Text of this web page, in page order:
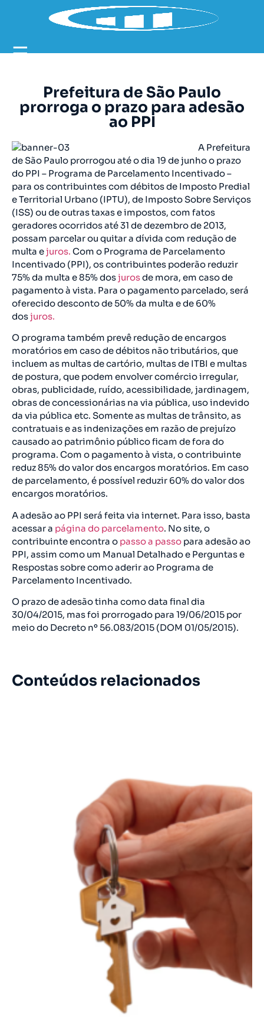
☰
Prefeitura de São Paulo
prorroga o prazo para adesão
ao PPI
A Prefeitura
de São Paulo prorrogou até o dia 19 de junho o prazo
do PPI – Programa de Parcelamento Incentivado –
para os contribuintes com débitos de Imposto Predial
e Territorial Urbano (IPTU), de Imposto Sobre Serviços
(ISS) ou de outras taxas e impostos, com fatos
geradores ocorridos até 31 de dezembro de 2013,
possam parcelar ou quitar a dívida com redução de
multa ejuros. Com o Programa de Parcelamento
Incentivado (PPI), os contribuintes poderão reduzir
75% da multa e 85% dosjurosde mora, em caso de
pagamento à vista. Para o pagamento parcelado, será
oferecido desconto de 50% da multa e de 60%
dosjuros.
O programa também prevê redução de encargos
moratórios em caso de débitos não tributários, que
incluem as multas de cartório, multas de ITBI e multas
de postura, que podem envolver comércio irregular,
obras, publicidade, ruído, acessibilidade, jardinagem,
obras de concessionárias na via pública, uso indevido
da via pública etc. Somente as multas de trânsito, as
contratuais e as indenizações em razão de prejuízo
causado ao patrimônio público ficam de fora do
programa. Com o pagamento à vista, o contribuinte
reduz 85% do valor dos encargos moratórios. Em caso
de parcelamento, é possível reduzir 60% do valor dos
encargos moratórios.
A adesão ao PPI será feita via internet. Para isso, basta
acessar a página do parcelamento. No site, o
contribuinte encontra o passo a passo para adesão ao
PPI, assim como um Manual Detalhado e Perguntas e
Respostas sobre como aderir ao Programa de
Parcelamento Incentivado.
O prazo de adesão tinha como data final dia
30/04/2015, mas foi prorrogado para 19/06/2015 por
meio do Decreto nº 56.083/2015 (DOM 01/05/2015).
Conteúdos relacionados